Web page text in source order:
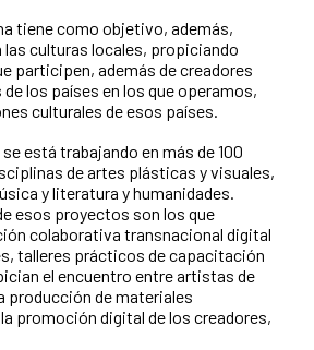
tiene como objetivo, además,
culturas locales, propiciando
participen, además de creadores
los países en los que operamos,
culturales de esos países.
está trabajando en más de 100
de artes plásticas y visuales,
y literatura y humanidades.
esos proyectos son los que
colaborativa transnacional digital
talleres prácticos de capacitación
el encuentro entre artistas de
producción de materiales
promoción digital de los creadores,